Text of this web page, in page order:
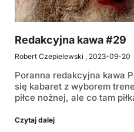
Redakcyjna kawa #29
Robert Czepielewski 2023-09-20
Poranna redakcyjna kawa
się kabaret z wyborem
piłce nożnej, ale co tam
Czytaj dalej